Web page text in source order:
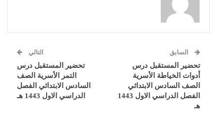
السابق
تحضير المستقبل درس
أدوات الخياطة الأسرية
الصف السادس الابتدائي
الفصل الدراسي الاول 1443
هـ
التالي
تحضير المستقبل درس
التمر الأسرية الصف
السادس الابتدائي الفصل
الدراسي الاول 1443 هـ